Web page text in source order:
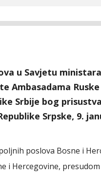
u Savjetu
Ambasadama
Srbije bog
Srpske, 9.
poslova Bosne i
i Hercegovine,